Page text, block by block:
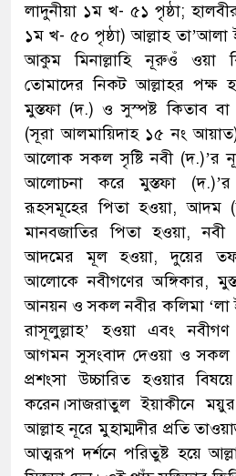
লাদুনীয়া ১ম খ- ৫১ পৃষ্ঠা;
১ম খ- ৫০ পৃষ্ঠা) আল্লাহ তা’আলা
আকুম মিনাল্লাহি নূরুওঁ ওয়া
তোমাদের নিকট আল্লাহর পক্ষ
মুস্তফা (দ.) ও সুস্পষ্ট কিতাব
(সূরা আলমায়িদাহ ১৫ নং
আলোক সকল সৃষ্টি নবী (দ.)’র
আলোচনা করে মুস্তফা
রূহসমূহের পিতা হওয়া,
মানবজাতির পিতা হওয়া,
আদমের মূল হওয়া, দুয়ের
আলোকে নবীগণের অঙ্গিকার,
আনয়ন ও সকল নবীর কলিমা ‘লা
রাসূলুল্লাহ’ হওয়া এবং
আগমন সুসংবাদ দেওয়া ও সকল
প্রশংসা উচ্চারিত হওয়ার
করেন।সাজরাতুল ইয়াকীনে
আল্লাহ নূরে মুহাম্মদীর প্রতি
আত্মরূপ দর্শনে পরিতুষ্ট হয়ে